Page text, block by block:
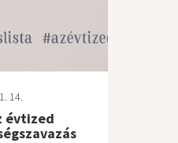
14.
évtized